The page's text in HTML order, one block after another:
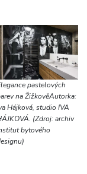
pastelových
na ŽižkověAutorka:
Hájková, studio IVA
(Zdroj: archiv
bytového